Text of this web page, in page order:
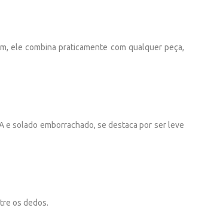
ele combina praticamente com qualquer peça,
e solado emborrachado, se destaca por ser leve
os dedos.